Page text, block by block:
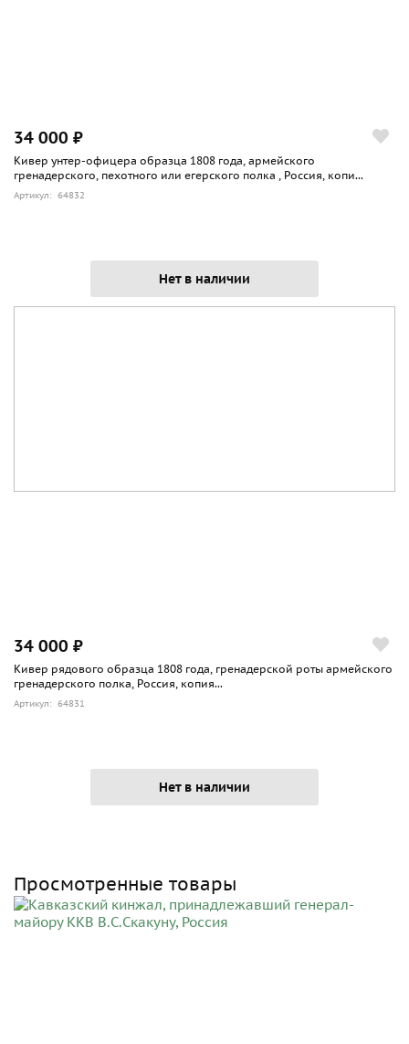
34 000 ₽
Кивер унтер-офицера образца 1808 года, армейского
гренадерского, пехотного или егерского полка , Россия, копи...
Артикул: 64832
Нет в наличии
34 000 ₽
Кивер рядового образца 1808 года, гренадерской роты армейского
гренадерского полка, Россия, копия...
Артикул: 64831
Нет в наличии
Просмотренные товары